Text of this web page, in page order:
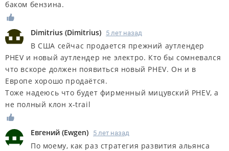
баком бензина.
Dimitrius (Dimitrius) 5 лет назад
В США сейчас продается прежний аутлендер
PHEV и новый аутлендер не электро. Кто бы сомневался
что вскоре должен появиться новый PHEV. Он и в
Европе хорошо продаётся.
Тоже надеюсь что будет фирменный мицувский PHEV, а
не полный клон x-trail
Евгений (Ewgen) 5 лет назад
По моему, как раз стратегия развития альянса